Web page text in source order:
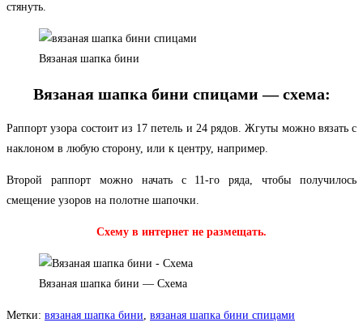
стянуть.
Вязаная шапка бини
Вязаная шапка бини спицами — схема:
Раппорт узора состоит из 17 петель и 24 рядов. Жгуты можно вязать с
наклоном в любую сторону, или к центру, например.
Второй раппорт можно начать с 11-го ряда, чтобы получилось
смещение узоров на полотне шапочки.
Схему в интернет не размещать.
Вязаная шапка бини — Схема
Метки: вязаная шапка бини, вязаная шапка бини спицами